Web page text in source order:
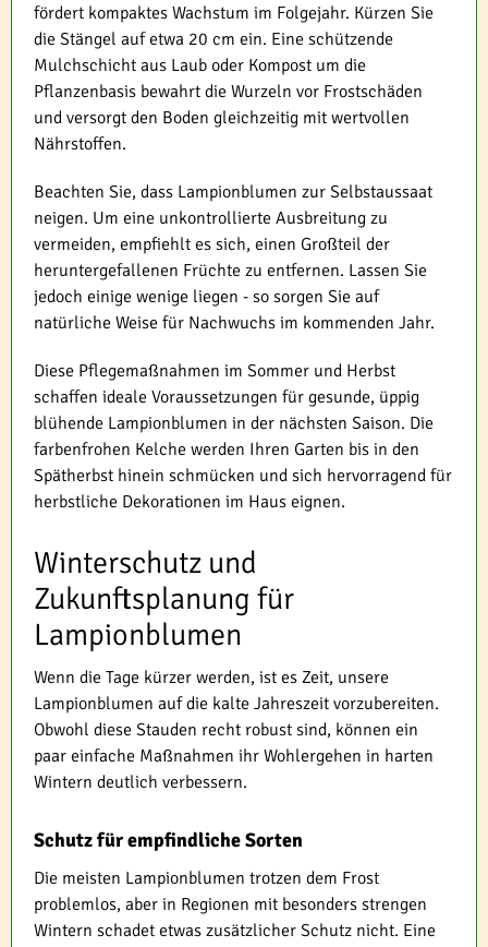
fördert kompaktes Wachstum im Folgejahr. Kürzen Sie
die Stängel auf etwa 20 cm ein. Eine schützende
Mulchschicht aus Laub oder Kompost um die
Pflanzenbasis bewahrt die Wurzeln vor Frostschäden
und versorgt den Boden gleichzeitig mit wertvollen
Nährstoffen.
Beachten Sie, dass Lampionblumen zur Selbstaussaat
neigen. Um eine unkontrollierte Ausbreitung zu
vermeiden, empfiehlt es sich, einen Großteil der
heruntergefallenen Früchte zu entfernen. Lassen Sie
jedoch einige wenige liegen - so sorgen Sie auf
natürliche Weise für Nachwuchs im kommenden Jahr.
Diese Pflegemaßnahmen im Sommer und Herbst
schaffen ideale Voraussetzungen für gesunde, üppig
blühende Lampionblumen in der nächsten Saison. Die
farbenfrohen Kelche werden Ihren Garten bis in den
Spätherbst hinein schmücken und sich hervorragend für
herbstliche Dekorationen im Haus eignen.
Winterschutz und
Zukunftsplanung für
Lampionblumen
Wenn die Tage kürzer werden, ist es Zeit, unsere
Lampionblumen auf die kalte Jahreszeit vorzubereiten.
Obwohl diese Stauden recht robust sind, können ein
paar einfache Maßnahmen ihr Wohlergehen in harten
Wintern deutlich verbessern.
Schutz für empfindliche Sorten
Die meisten Lampionblumen trotzen dem Frost
problemlos, aber in Regionen mit besonders strengen
Wintern schadet etwas zusätzlicher Schutz nicht. Eine